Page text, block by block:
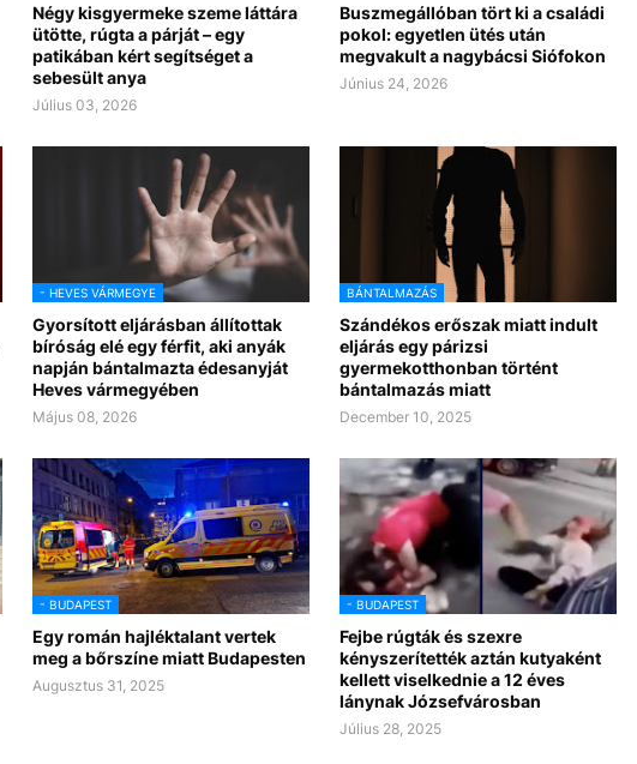
Négy kisgyermeke szeme láttára
ütötte, rúgta a párját – egy
patikában kért segítséget a
sebesült anya
Július 03, 2026
Buszmegállóban tört ki a családi
pokol: egyetlen ütés után
megvakult a nagybácsi Siófokon
Június 24, 2026
- HEVES VÁRMEGYE
Gyorsított eljárásban állítottak
bíróság elé egy férfit, aki anyák
napján bántalmazta édesanyját
Heves vármegyében
Május 08, 2026
BÁNTALMAZÁS
Szándékos erőszak miatt indult
eljárás egy párizsi
gyermekotthonban történt
bántalmazás miatt
December 10, 2025
- BUDAPEST
Egy román hajléktalant vertek
meg a bőrszíne miatt Budapesten
Augusztus 31, 2025
- BUDAPEST
Fejbe rúgták és szexre
kényszerítették aztán kutyaként
kellett viselkednie a 12 éves
lánynak Józsefvárosban
Július 28, 2025